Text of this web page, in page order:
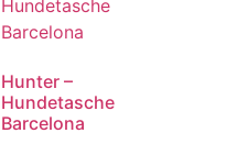
Hunter –
Hundetasche
Barcelona